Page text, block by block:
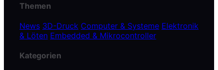
Themen
News 3D-Druck Computer & Systeme Elektronik
& Löten Embedded & Mikrocontroller
Kategorien